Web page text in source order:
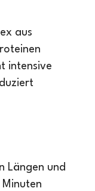
aus
intensive
Längen und